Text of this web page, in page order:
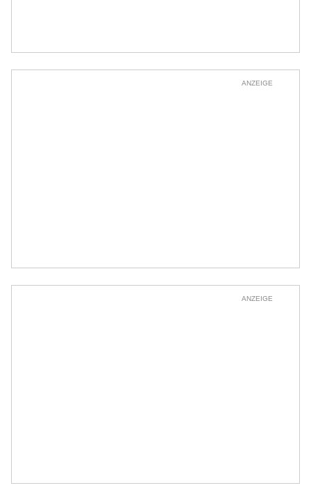
ANZEIGE
ANZEIGE